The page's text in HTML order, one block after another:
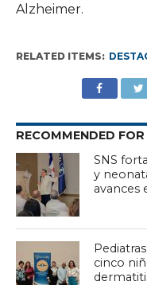
Alzheimer.
RELATED ITEMS:
RECOMMENDED FOR
SNS
y
avances
cinco